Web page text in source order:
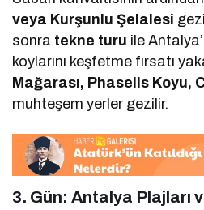
veya Kurşunlu Şelalesi
sonra tekne turu ile
koylarını keşfetme fırsatı
Mağarası, Phaselis Koyu,
muhteşem yerler gezilir.
3. Gün: Antalya Plajları